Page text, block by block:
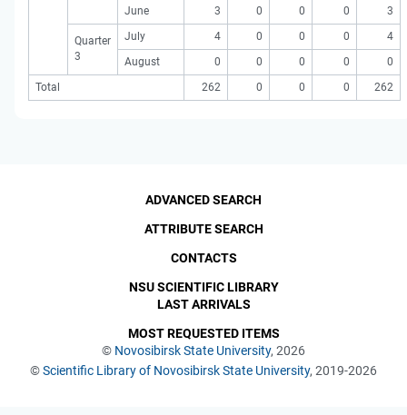
June
3 0 0 0 3
Quarter
3
July 4 0 0 0
4
August
0 0 0 0
0
Total
262 0 0 0 262
© Novosibirsk State University, 2026
©Scientific Library of Novosibirsk State University, 2019-2026
ADVANCED SEARCH
ATTRIBUTE SEARCH
CONTACTS
NSU SCIENTIFIC LIBRARY
LAST ARRIVALS
MOST REQUESTED ITEMS